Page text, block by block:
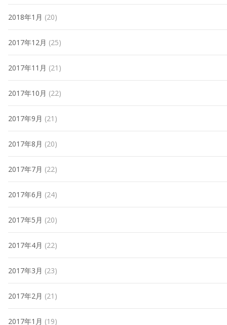
2018年1月 (20)
2017年12月 (25)
2017年11月 (21)
2017年10月 (22)
2017年9月 (21)
2017年8月 (20)
2017年7月 (22)
2017年6月 (24)
2017年5月 (20)
2017年4月 (22)
2017年3月 (23)
2017年2月 (21)
2017年1月 (19)